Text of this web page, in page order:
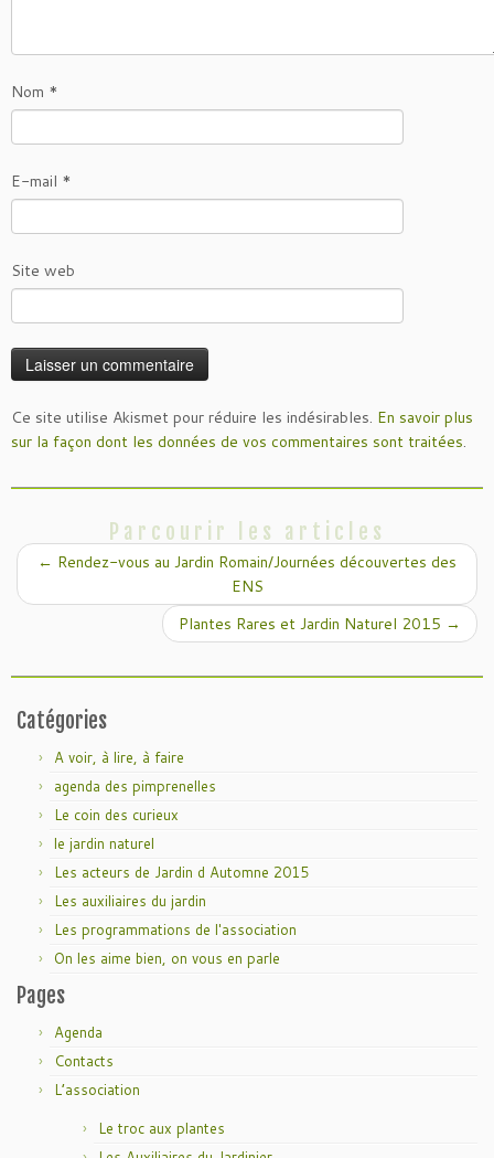
Nom *
E-mail *
Site web
Ce site utilise Akismet pour réduire les indésirables. En savoir plus
sur la façon dont les données de vos commentaires sont traitées.
Parcourir les articles
← Rendez-vous au Jardin Romain/Journées découvertes des
ENS
Plantes Rares et Jardin Naturel 2015 →
Catégories
A voir, à lire, à faire
agenda des pimprenelles
Le coin des curieux
le jardin naturel
Les acteurs de Jardin d Automne 2015
Les auxiliaires du jardin
Les programmations de l'association
On les aime bien, on vous en parle
Pages
Agenda
Contacts
L’association
Le troc aux plantes